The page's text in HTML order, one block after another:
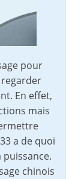
pour
En effet,
mais
a de quoi
chinois